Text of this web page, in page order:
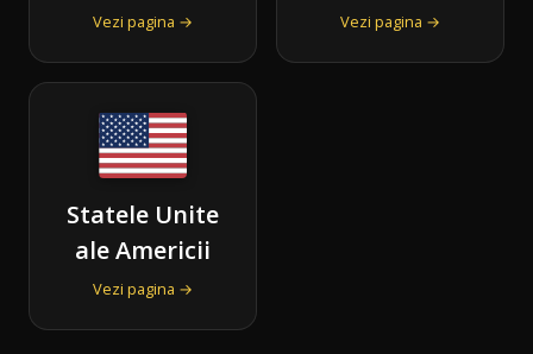
Vezi pagina → Vezi pagina →
Statele Unite
ale Americii
Vezi pagina →